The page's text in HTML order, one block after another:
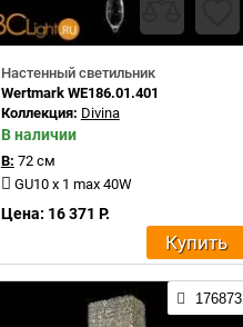
Настенный светильник
Wertmark WE186.01.401
Коллекция: Divina
В наличии
В: 72 см
GU10 x 1 max 40W
Цена: 16 371 Р.
Купить
176873